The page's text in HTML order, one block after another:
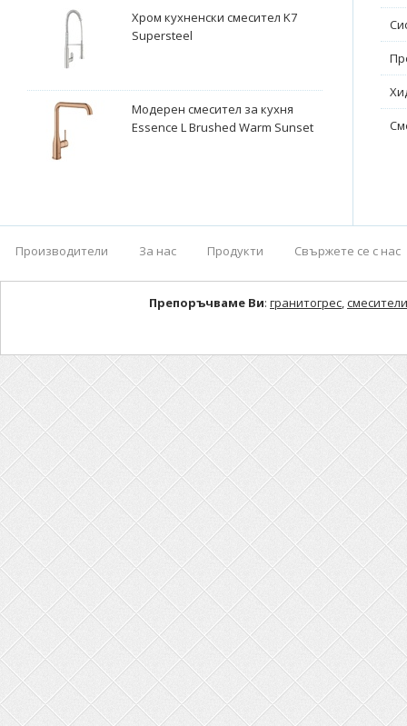
Хром кухненски смесител K7
Supersteel
Модерен смесител за кухня
Essence L Brushed Warm Sunset
Производители За нас Продукти Свържете се с нас
Препоръчваме Ви: гранитогрес,